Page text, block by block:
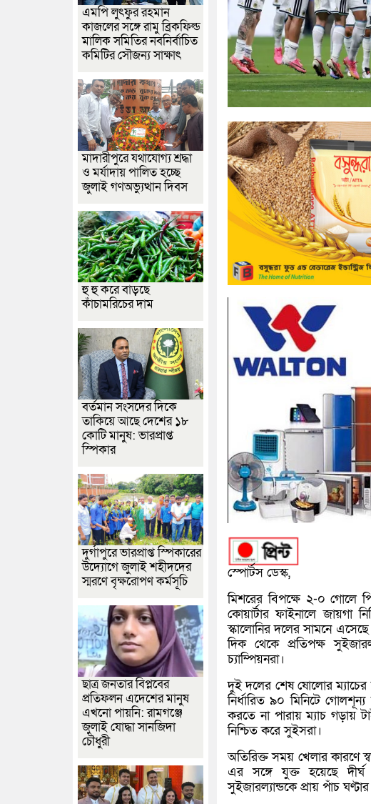
স্পোর্টস ডেস্ক,
মিশরের বিপক্ষে ২-০ গোলে
কোয়ার্টার ফাইনালে জায়গা
স্কালোনির দলের সামনে
দিক থেকে প্রতিপক্ষ
চ্যাম্পিয়নরা।
দুই দলের শেষ ষোলোর ম্যাচের
নির্ধারিত ৯০ মিনিটে
করতে না পারায় ম্যাচ গড়ায়
নিশ্চিত করে সুইসরা।
অতিরিক্ত সময় খেলার কারণে
এর সঙ্গে যুক্ত হয়েছে দীর্ঘ
সুইজারল্যান্ডকে প্রায় পাঁচ
এমপি লুৎফুর রহমান
কাজলের সঙ্গে রামু ব্রিকফিল্ড
মালিক সমিতির নবনির্বাচিত
কমিটির সৌজন্য সাক্ষাৎ
মাদারীপুরে যথাযোগ্য শ্রদ্ধা
ও মর্যাদায় পালিত হচ্ছে
জুলাই গণঅভ্যুত্থান দিবস
হু হু করে বাড়ছে
কাঁচামরিচের দাম
বর্তমান সংসদের দিকে
তাকিয়ে আছে দেশের ১৮
কোটি মানুষ: ভারপ্রাপ্ত
স্পিকার
দুর্গাপুরে ভারপ্রাপ্ত স্পিকারের
উদ্যোগে জুলাই শহীদদের
স্মরণে বৃক্ষরোপণ কর্মসূচি
ছাত্র জনতার বিপ্লবের
প্রতিফলন এদেশের মানুষ
এখনো পায়নি: রামগঞ্জে
জুলাই যোদ্ধা সানজিদা
চৌধুরী